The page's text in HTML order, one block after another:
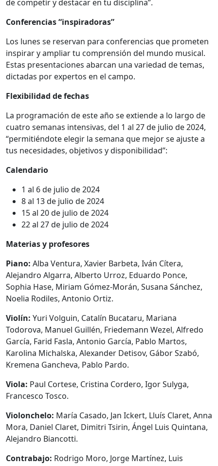
de competir y destacar en tu disciplina”.
Conferencias “inspiradoras”
Los lunes se reservan para conferencias que prometen
inspirar y ampliar tu comprensión del mundo musical.
Estas presentaciones abarcan una variedad de temas,
dictadas por expertos en el campo.
Flexibilidad de fechas
La programación de este año se extiende a lo largo de
cuatro semanas intensivas, del 1 al 27 de julio de 2024,
“permitiéndote elegir la semana que mejor se ajuste a
tus necesidades, objetivos y disponibilidad”:
Calendario
1 al 6 de julio de 2024
8 al 13 de julio de 2024
15 al 20 de julio de 2024
22 al 27 de julio de 2024
Materias y profesores
Piano: Alba Ventura, Xavier Barbeta, Iván Cítera,
Alejandro Algarra, Alberto Urroz, Eduardo Ponce,
Sophia Hase, Miriam Gómez-Morán, Susana Sánchez,
Noelia Rodiles, Antonio Ortiz.
Violín: Yuri Volguin, Catalín Bucataru, Mariana
Todorova, Manuel Guillén, Friedemann Wezel, Alfredo
García, Farid Fasla, Antonio García, Pablo Martos,
Karolina Michalska, Alexander Detisov, Gábor Szabó,
Kremena Gancheva, Pablo Pardo.
Viola: Paul Cortese, Cristina Cordero, Igor Sulyga,
Francesco Tosco.
Violonchelo: María Casado, Jan Ickert, Lluís Claret, Anna
Mora, Daniel Claret, Dimitri Tsirin, Ángel Luis Quintana,
Alejandro Biancotti.
Contrabajo: Rodrigo Moro, Jorge Martínez, Luis